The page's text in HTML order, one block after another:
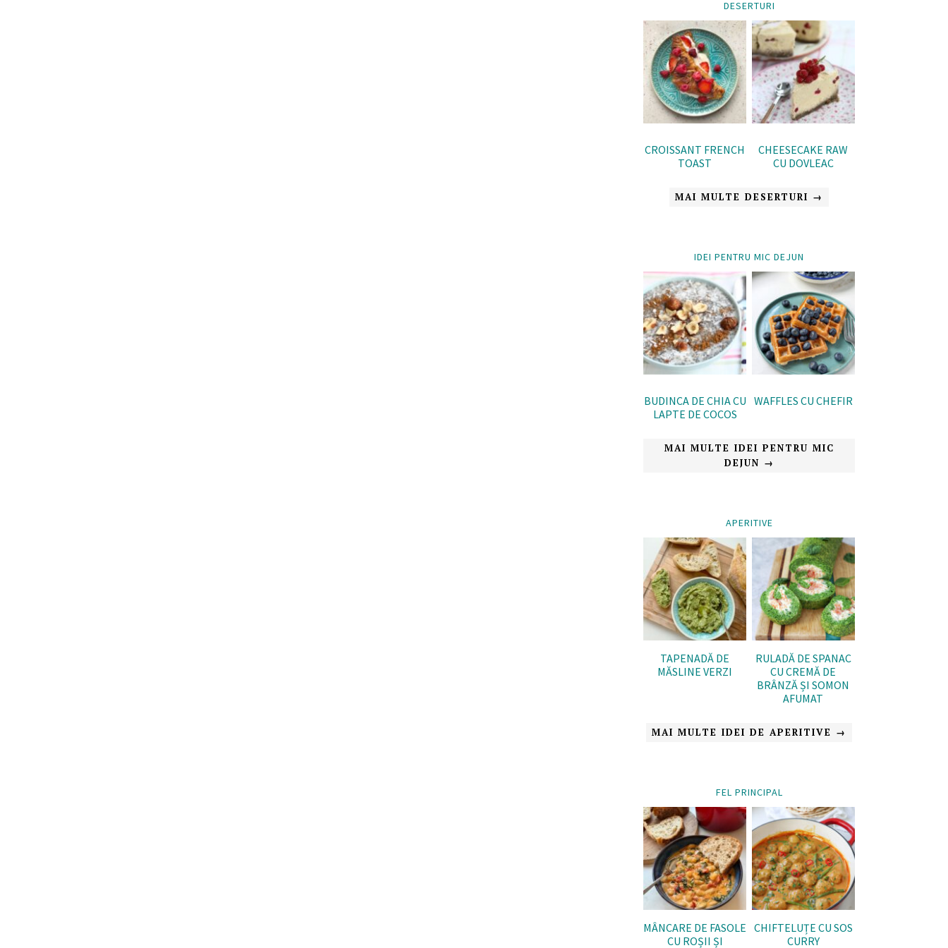
DESERTURI
CROISSANT FRENCH
TOAST
CHEESECAKE RAW
CU DOVLEAC
MAI MULTE DESERTURI →
IDEI PENTRU MIC DEJUN
BUDINCA DE CHIA CU
LAPTE DE COCOS
WAFFLES CU CHEFIR
MAI MULTE IDEI PENTRU MIC
DEJUN →
APERITIVE
TAPENADĂ DE
MĂSLINE VERZI
RULADĂ DE SPANAC
CU CREMĂ DE
BRÂNZĂ ȘI SOMON
AFUMAT
MAI MULTE IDEI DE APERITIVE →
FEL PRINCIPAL
MÂNCARE DE FASOLE
CU ROȘII ȘI
CHIFTELUȚE CU SOS
CURRY